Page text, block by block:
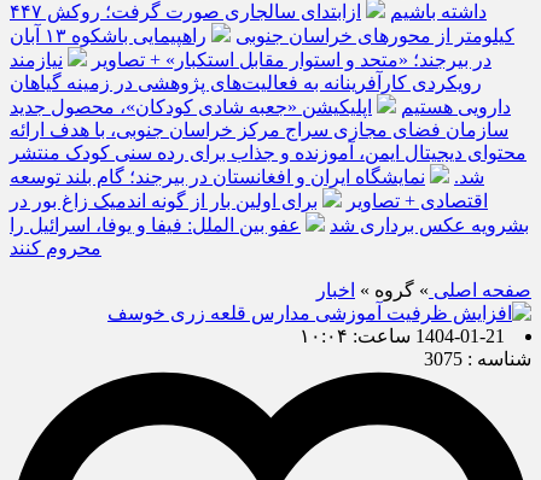
داشته باشیم
ازابتدای سالجاری صورت گرفت؛ روکش ۴۴۷
کیلومتر از محورهای خراسان جنوبی
راهپیمایی باشکوه ۱۳ آبان
در بیرجند؛ «متحد و استوار مقابل استکبار» + تصاویر
نیازمند
رویکردی کارآفرینانه به فعالیت‌های پژوهشی در زمینه گیاهان
دارویی هستیم
اپلیکیشن «جعبه شادی کودکان»، محصول جدید
سازمان فضای مجازی سراج مرکز خراسان جنوبی، با هدف ارائه
محتوای دیجیتال ایمن، آموزنده و جذاب برای رده سنی کودک منتشر
شد.
نمایشگاه ایران و افغانستان در بیرجند؛ گام بلند توسعه
اقتصادی + تصاویر
برای اولین بار از گونه اندمیک زاغ بور در
بشرویه عکس برداری شد
عفو بین الملل: فیفا و یوفا، اسرائیل را
محروم کنند
صفحه اصلی » گروه » اخبار
1404-01-21 ساعت: ۱۰:۰۴
شناسه : 3075